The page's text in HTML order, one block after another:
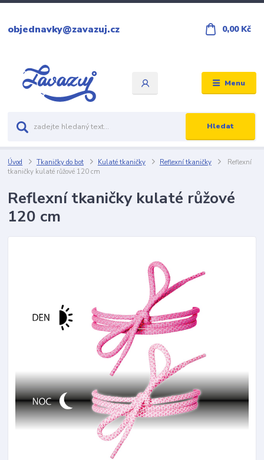
Menu
Hledat
objednavky@zavazuj.cz 0,00 Kč
Úvod Tkaničky do bot Kulaté tkaničky Reflexní tkaničky
Reflexní
tkaničky kulaté růžové 120 cm
Reflexní tkaničky kulaté růžové
120 cm